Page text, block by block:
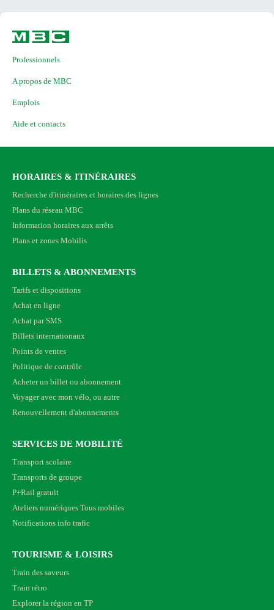
Professionnels
A propos de MBC
Emplois
Aide et contacts
HORAIRES & ITINÉRAIRES
Recherche d'itinéraires et horaires des lignes
Plans du réseau MBC
Information horaires aux arrêts
Plans et zones Mobilis
BILLETS & ABONNEMENTS
Tarifs et dispositions
Achat en ligne
Achat par SMS
Billets internationaux
Points de ventes
Politique de contrôle
Acheter un billet ou abonnement
Voyager avec mon vélo, ou autre
Renouvellement d'abonnements
SERVICES DE MOBILITÉ
Transport scolaire
Transports de groupe
P+Rail gratuit
Ateliers numériques Tous mobiles
Notifications info trafic
TOURISME & LOISIRS
Train des saveurs
Train rétro
Explorer la région en TP